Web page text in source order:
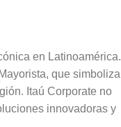
en Latinoamérica.
que simboliza
Itaú Corporate no
innovadoras y